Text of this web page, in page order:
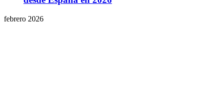
febrero 2026